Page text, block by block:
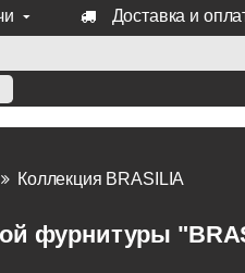
Доставка и
Fratelli, Tupai, Extreza,
Коллекция BRASILIA
фурнитуры